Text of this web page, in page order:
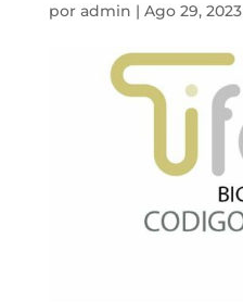
por admin | Ago 29, 2023